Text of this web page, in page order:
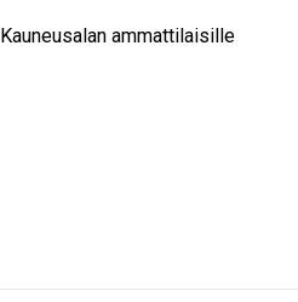
Kauneusalan ammattilaisille